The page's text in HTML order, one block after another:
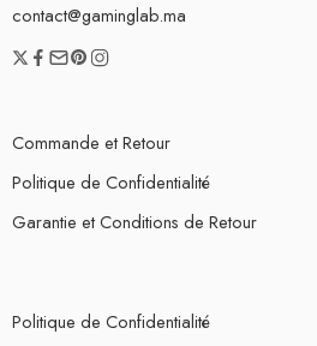
contact@gaminglab.ma
Commande et Retour
Politique de Confidentialité
Garantie et Conditions de Retour
Politique de Confidentialité